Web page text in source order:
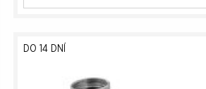
DO 14 DNÍ